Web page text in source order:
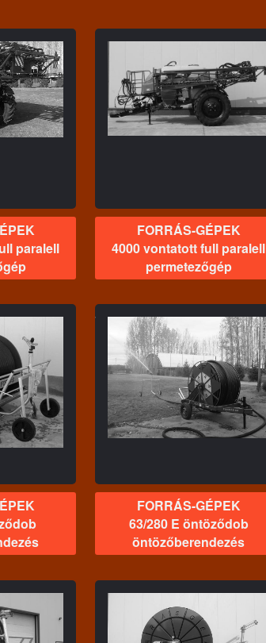
paralell
GÉPEK
full paralell
FORRÁS-GÉPEK
4000 vontatott full paralell
permetezőgép
FORRÁS-GÉPEK
20/25 öntöződob
öntözőberendezés
GÉPEK
FORRÁS-GÉPEK
63/280 E öntöződob
öntözőberendezés
FORRÁS-GÉPEK
63/280 öntöződob
öntözőberendezés
FORRÁS-GÉPEK